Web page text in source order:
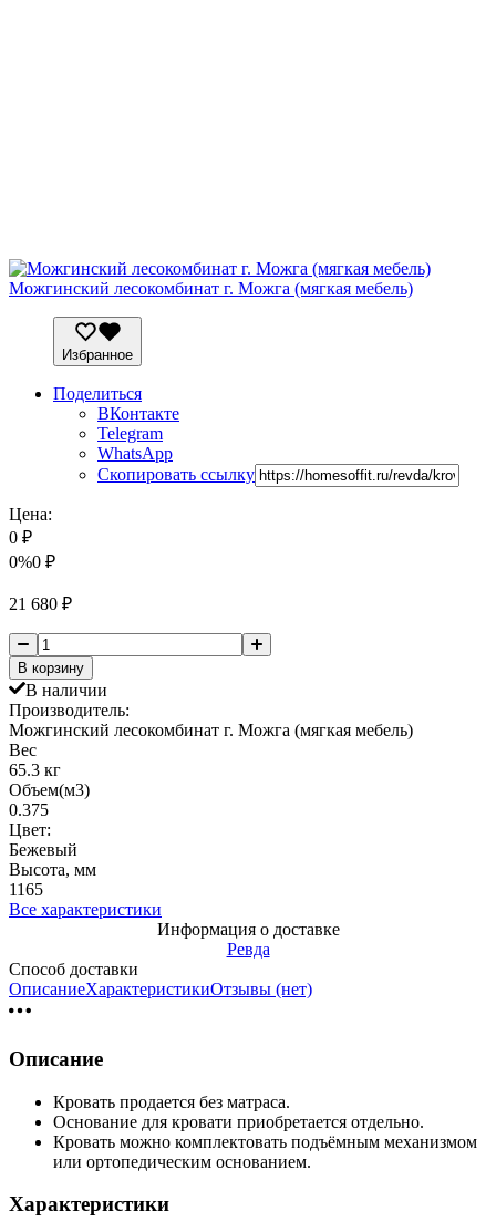
Можгинский лесокомбинат г. Можга (мягкая мебель)
Избранное
Поделиться
ВКонтакте
Telegram
WhatsApp
Скопировать ссылку
Цена:
0 ₽
0%0 ₽
21 680 ₽
В корзину
В наличии
Производитель:
Можгинский лесокомбинат г. Можга (мягкая мебель)
Вес
65.3 кг
Объем(м3)
0.375
Цвет:
Бежевый
Высота, мм
1165
Все характеристики
Информация о доставке
Ревда
Способ доставки
ОписаниеХарактеристикиОтзывы (нет)
Описание
Кровать продается без матраса.
Основание для кровати приобретается отдельно.
Кровать можно комплектовать подъёмным механизмом
или ортопедическим основанием.
Характеристики